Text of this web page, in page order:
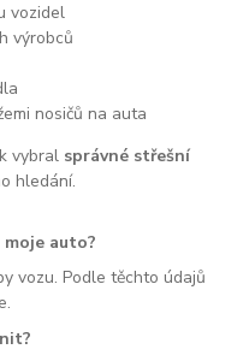
vozidel
výrobců
nosičů na auta
vybral správné střešní
hledání.
auto?
vozu. Podle těchto údajů